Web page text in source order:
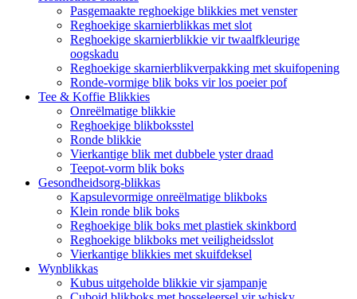
Pasgemaakte reghoekige blikkies met venster
Reghoekige skarnierblikkas met slot
Reghoekige skarnierblikkie vir twaalfkleurige
oogskadu
Reghoekige skarnierblikverpakking met skuifopening
Ronde-vormige blik boks vir los poeier pof
Tee & Koffie Blikkies
Onreëlmatige blikkie
Reghoekige blikboksstel
Ronde blikkie
Vierkantige blik met dubbele yster draad
Teepot-vorm blik boks
Gesondheidsorg-blikkas
Kapsulevormige onreëlmatige blikboks
Klein ronde blik boks
Reghoekige blik boks met plastiek skinkbord
Reghoekige blikboks met veiligheidsslot
Vierkantige blikkies met skuifdeksel
Wynblikkas
Kubus uitgeholde blikkie vir sjampanje